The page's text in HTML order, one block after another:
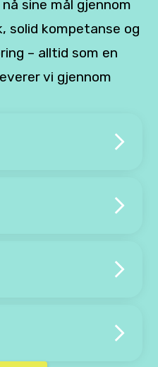
sine mål gjennom
solid kompetanse og
– alltid som en
vi gjennom